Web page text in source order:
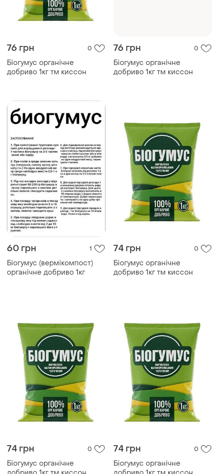
76 грн 0
Біогумус органічне
добриво 1кг тм киссон
76 грн 0
Біогумус органічне
добриво 1кг тм киссон
60 грн 1
Біогумус (вермікомпост)
органічне добриво 1кг
74 грн 0
Біогумус органічне
добриво 1кг тм киссон
74 грн 0
Біогумус органічне
74 грн 0
Біогумус органічне